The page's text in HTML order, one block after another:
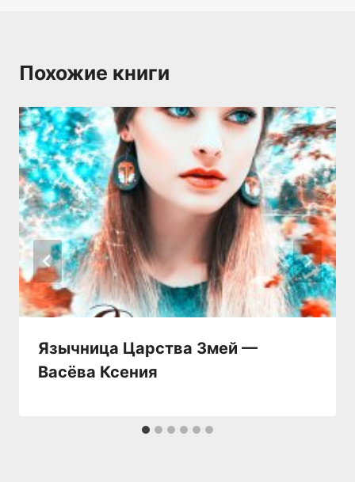
Похожие книги
Язычница Царства Змей —
Васёва Ксения